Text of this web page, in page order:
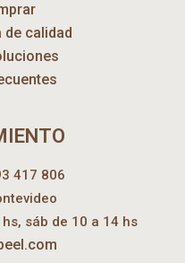
de calidad
417 806
sáb de 10 a 14 hs